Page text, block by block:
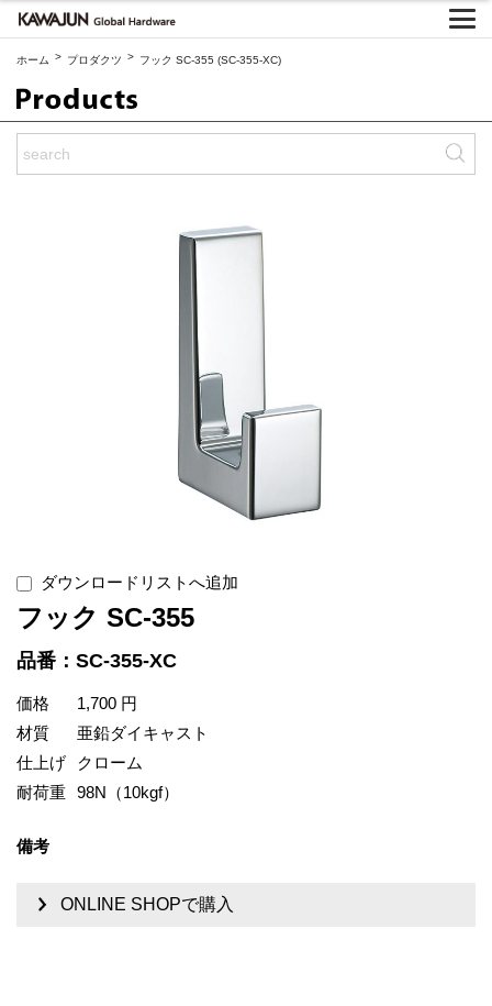
ホーム > プロダクツ > フック SC-355 (SC-355-XC)
ダウンロードリストへ追加
フック SC-355
品番：SC-355-XC
価格
1,700 円
材質
亜鉛ダイキャスト
仕上げ
クローム
耐荷重 98N（10kgf）
備考
ONLINE SHOPで購入